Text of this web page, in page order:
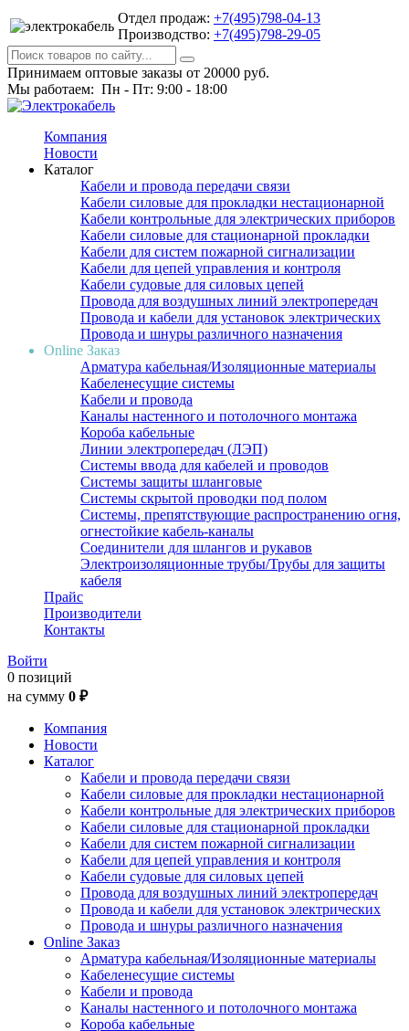
Отдел продаж: +7(495)798-04-13
Производство: +7(495)798-29-05
Принимаем оптовые заказы от 20000 руб.
Мы работаем: Пн - Пт: 9:00 - 18:00
Компания
Новости
Каталог
Кабели и провода передачи связи
Кабели силовые для прокладки нестационарной
Кабели контрольные для электрических приборов
Кабели силовые для стационарной прокладки
Кабели для систем пожарной сигнализации
Кабели для цепей управления и контроля
Кабели судовые для силовых цепей
Провода для воздушных линий электропередач
Провода и кабели для установок электрических
Провода и шнуры различного назначения
Online Заказ
Арматура кабельная/Изоляционные материалы
Кабеленесущие системы
Кабели и провода
Каналы настенного и потолочного монтажа
Короба кабельные
Линии электропередач (ЛЭП)
Системы ввода для кабелей и проводов
Системы защиты шланговые
Системы скрытой проводки под полом
Системы, препятствующие распространению огня,
огнестойкие кабель-каналы
Соединители для шлангов и рукавов
Электроизоляционные трубы/Трубы для защиты
кабеля
Прайс
Производители
Контакты
Войти
0 позиций
на сумму 0 ₽
Компания
Новости
Каталог
Кабели и провода передачи связи
Кабели силовые для прокладки нестационарной
Кабели контрольные для электрических приборов
Кабели силовые для стационарной прокладки
Кабели для систем пожарной сигнализации
Кабели для цепей управления и контроля
Кабели судовые для силовых цепей
Провода для воздушных линий электропередач
Провода и кабели для установок электрических
Провода и шнуры различного назначения
Online Заказ
Арматура кабельная/Изоляционные материалы
Кабеленесущие системы
Кабели и провода
Каналы настенного и потолочного монтажа
Короба кабельные